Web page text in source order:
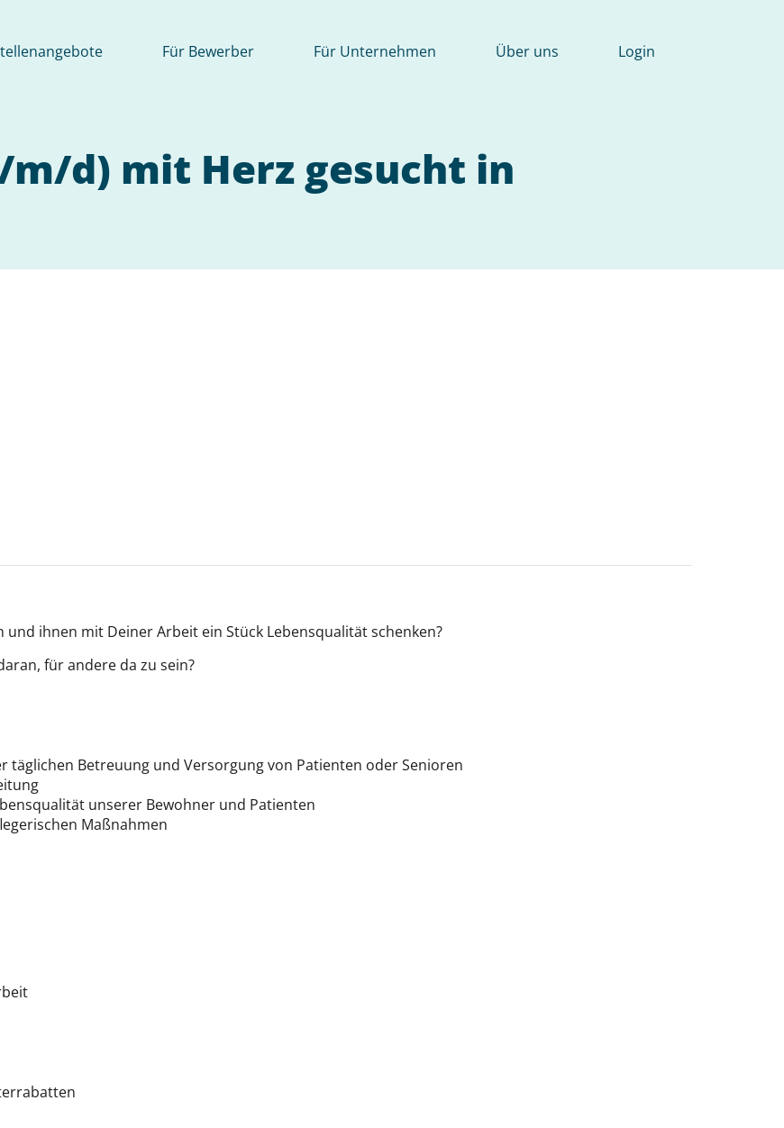
Für Bewerber Für Unternehmen Über uns Login
d) mit Herz gesucht in
ihnen mit Deiner Arbeit ein Stück Lebensqualität schenken?
für andere da zu sein?
täglichen Betreuung und Versorgung von Patienten oder Senioren
unserer Bewohner und Patienten
Maßnahmen